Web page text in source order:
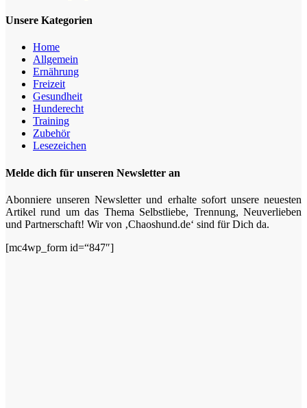
Unsere Kategorien
Home
Allgemein
Ernährung
Freizeit
Gesundheit
Hunderecht
Training
Zubehör
Lesezeichen
Melde dich für unseren Newsletter an
Abonniere unseren Newsletter und erhalte sofort unsere neuesten
Artikel rund um das Thema Selbstliebe, Trennung, Neuverlieben
und Partnerschaft! Wir von ‚Chaoshund.de‘ sind für Dich da.
[mc4wp_form id=“847″]